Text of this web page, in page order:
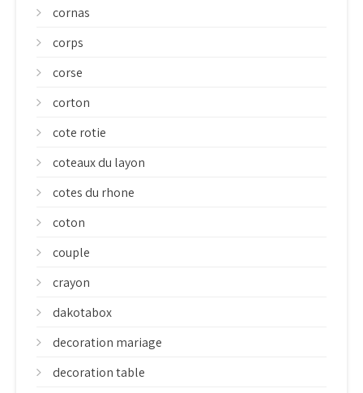
cornas
corps
corse
corton
cote rotie
coteaux du layon
cotes du rhone
coton
couple
crayon
dakotabox
decoration mariage
decoration table